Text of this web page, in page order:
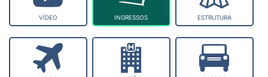
VÍDEO INGRESSOS ESTRUTURA